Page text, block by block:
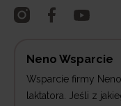
Neno Wsparcie
Wsparcie firmy
laktatora. Jeśli z